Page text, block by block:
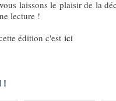
laissons le plaisir de la
lecture !
édition c'est ici
!